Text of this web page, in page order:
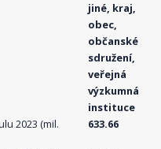
jiné, kraj,
obec,
občanské
sdružení,
veřejná
výzkumná
instituce
2023 (mil.
633.66